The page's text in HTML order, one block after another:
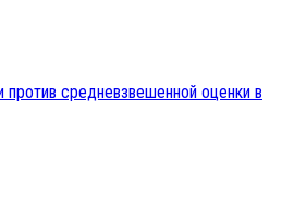
против средневзвешенной оценки в